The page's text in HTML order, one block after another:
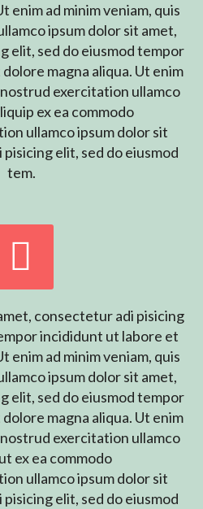
enim ad minim veniam, quis
ipsum dolor sit amet,
elit, sed do eiusmod tempor
magna aliqua. Ut enim
exercitation ullamco
ex ea commodo
ullamco ipsum dolor sit
elit, sed do eiusmod
tem.


consectetur adi pisicing
incididunt ut labore et
enim ad minim veniam, quis
ipsum dolor sit amet,
elit, sed do eiusmod tempor
magna aliqua. Ut enim
exercitation ullamco
ex ea commodo
ullamco ipsum dolor sit
elit, sed do eiusmod